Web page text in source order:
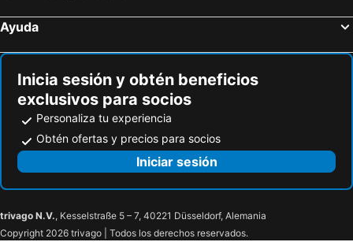
Ayuda
Inicia sesión y obtén beneficios
exclusivos para socios
Personaliza tu experiencia
Obtén ofertas y precios para socios
Iniciar sesión
trivago N.V., Kesselstraße 5 – 7, 40221 Düsseldorf, Alemania
Copyright 2026 trivago | Todos los derechos reservados.